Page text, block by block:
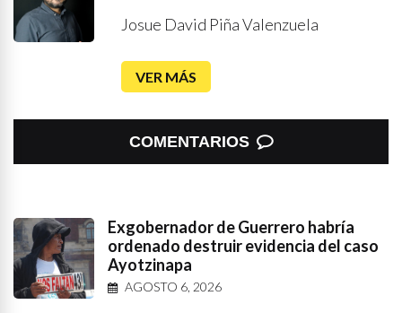
Josue David Piña Valenzuela
VER MÁS
COMENTARIOS
Exgobernador de Guerrero habría
ordenado destruir evidencia del caso
Ayotzinapa
AGOSTO 6, 2026